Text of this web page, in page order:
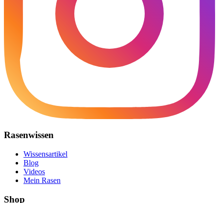
Rasenwissen
Wissensartikel
Blog
Videos
Mein Rasen
Shop